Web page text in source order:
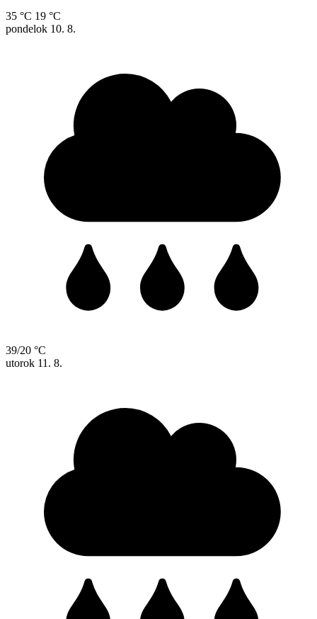
35 °C 19 °C
pondelok 10. 8.
39/20 °C
utorok 11. 8.